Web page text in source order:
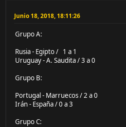
Junio 18, 2018, 18:11:26
Grupo A:
Rusia - Egipto / 1 a 1
Uruguay - A. Saudita / 3 a 0
Grupo B:
Portugal - Marruecos / 2 a 0
Irán - España / 0 a 3
Grupo C: